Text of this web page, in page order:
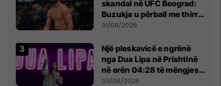
skandal në UFC Beograd:
Buzukja u përball me thirrje
anti-shqiptare nga
01/08/2026
Një pleskavicë e ngrënë
nga Dua Lipa në Prishtinë
në orën 04:28 të mëngjesit
- dhe bota digjitale serbe
03/08/2026